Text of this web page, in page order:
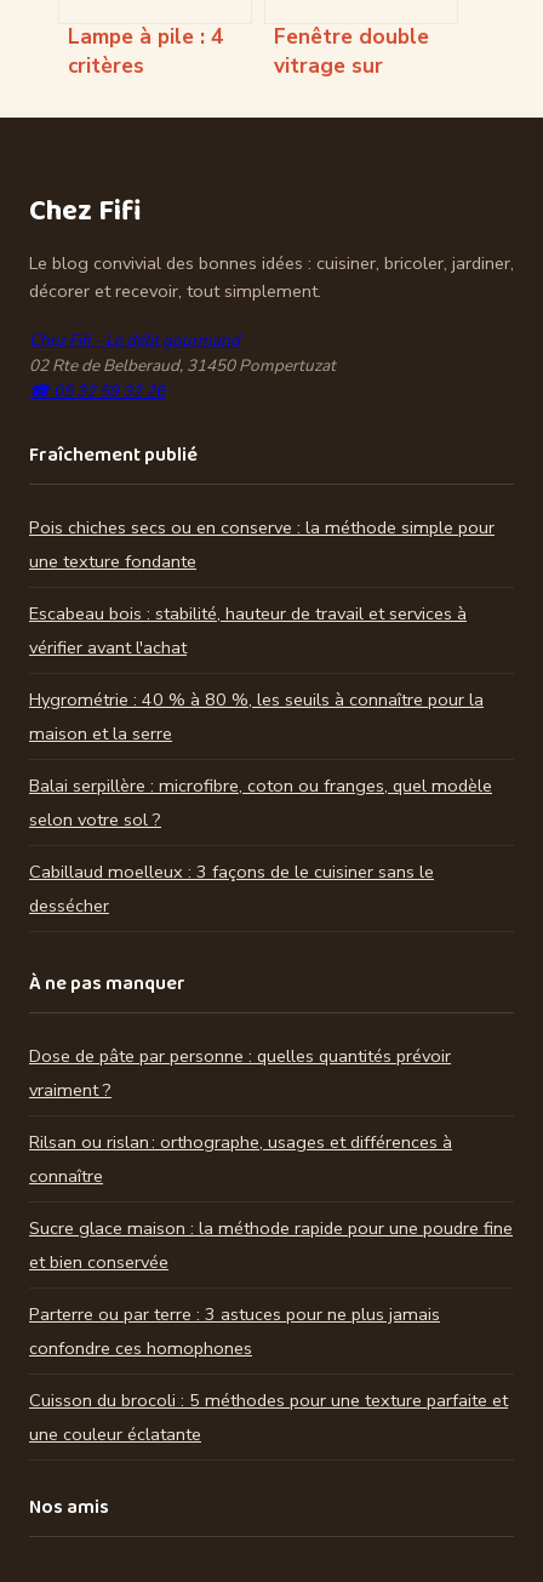
Lampe à pile : 4
critères
éviter les pannes
Fenêtre double
vitrage sur
critères pour
Chez Fifi
Le blog convivial des bonnes idées : cuisiner, bricoler, jardiner,
décorer et recevoir, tout simplement.
Chez Fifi - Le délit gourmand
02 Rte de Belberaud, 31450 Pompertuzat
☎ 05 32 59 32 26
Fraîchement publié
Pois chiches secs ou en conserve : la méthode simple pour
une texture fondante
Escabeau bois : stabilité, hauteur de travail et services à
vérifier avant l'achat
Hygrométrie : 40 % à 80 %, les seuils à connaître pour la
maison et la serre
Balai serpillère : microfibre, coton ou franges, quel modèle
selon votre sol ?
Cabillaud moelleux : 3 façons de le cuisiner sans le
dessécher
À ne pas manquer
Dose de pâte par personne : quelles quantités prévoir
vraiment ?
Rilsan ou rislan : orthographe, usages et différences à
connaître
Sucre glace maison : la méthode rapide pour une poudre fine
et bien conservée
Parterre ou par terre : 3 astuces pour ne plus jamais
confondre ces homophones
Cuisson du brocoli : 5 méthodes pour une texture parfaite et
une couleur éclatante
Nos amis